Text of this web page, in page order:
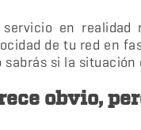
en
de tu red en
si la
obvio,